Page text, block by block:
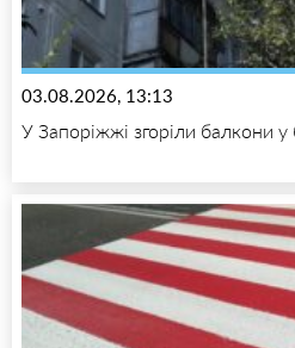
03.08.2026, 13:13
У Запоріжжі згоріли балкони у